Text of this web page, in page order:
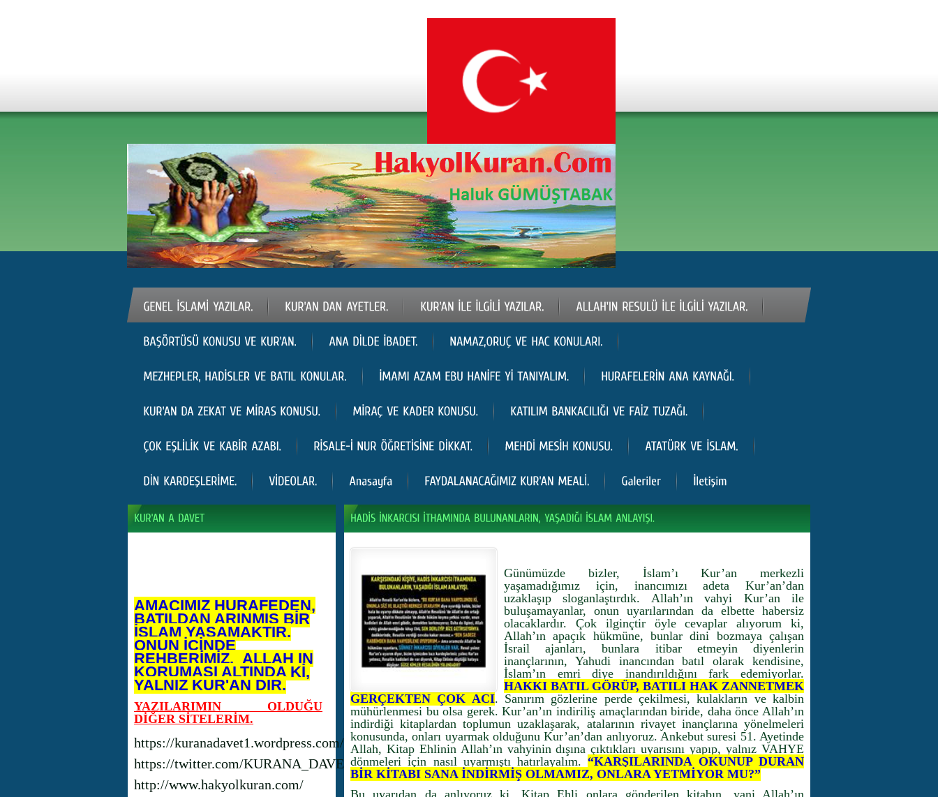
AMACIMIZ HURAFEDEN,
BATILDAN ARINMIŞ BİR
İSLAM YAŞAMAKTIR.
ONUN İÇİNDE
REHBERİMİZ, ALLAH IN
KORUMASI ALTINDA Kİ,
YALNIZ KUR'AN DIR.
YAZILARIMIN OLDUĞU
DİĞER SİTELERİM.
https://kuranadavet1.wordpress.com/
https://twitter.com/KURANA_DAVET
http://www.hakyolkuran.com/
Günümüzde bizler, İslam’ı Kur’an merkezli
yaşamadığımız için, inancımızı adeta Kur’an’dan
uzaklaşıp sloganlaştırdık. Allah’ın vahyi Kur’an ile
buluşamayanlar, onun uyarılarından da elbette habersiz
olacaklardır. Çok ilginçtir öyle cevaplar alıyorum ki,
Allah’ın apaçık hükmüne, bunlar dini bozmaya çalışan
İsrail ajanları, bunlara itibar etmeyin diyenlerin
inançlarının, Yahudi inancından batıl olarak kendisine,
İslam’ın emri diye inandırıldığını fark edemiyorlar.
HAKKI BATIL GÖRÜP, BATILI HAK ZANNETMEK
GERÇEKTEN ÇOK ACI. Sanırım gözlerine perde çekilmesi, kulakların ve kalbin
mühürlenmesi bu olsa gerek. Kur’an’ın indiriliş amaçlarından biride, daha önce Allah’ın
indirdiği kitaplardan toplumun uzaklaşarak, atalarının rivayet inançlarına yönelmeleri
konusunda, onları uyarmak olduğunu Kur’an’dan anlıyoruz. Ankebut suresi 51. Ayetinde
Allah, Kitap Ehlinin Allah’ın vahyinin dışına çıktıkları uyarısını yapıp, yalnız VAHYE
dönmeleri için nasıl uyarmıştı hatırlayalım. “KARŞILARINDA OKUNUP DURAN
BİR KİTABI SANA İNDİRMİŞ OLMAMIZ, ONLARA YETMİYOR MU?”
Bu uyarıdan da anlıyoruz ki, Kitap Ehli onlara gönderilen kitabın, yani Allah’ın